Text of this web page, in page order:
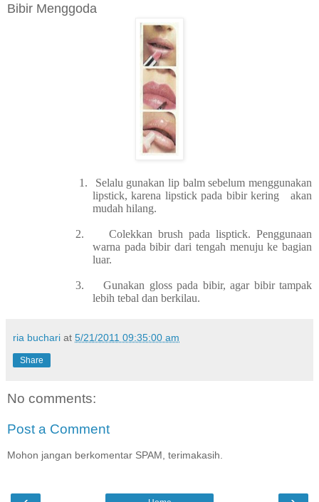
Bibir Menggoda
1.
Selalu gunakan lip balm sebelum menggunakan
lipstick, karena lipstick pada bibir kering akan
mudah hilang.
2.
Colekkan brush pada lisptick. Penggunaan
warna pada bibir dari tengah menuju ke bagian
luar.
3.
Gunakan gloss pada bibir, agar bibir tampak
lebih tebal dan berkilau.
ria buchari at 5/21/2011 09:35:00 am
Share
No comments:
Post a Comment
Mohon jangan berkomentar SPAM, terimakasih.